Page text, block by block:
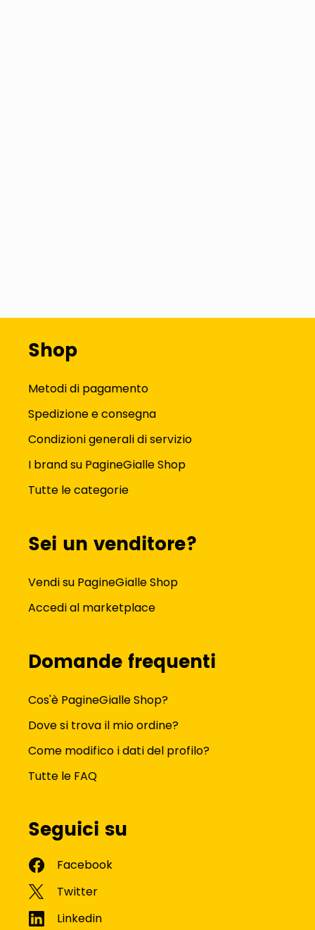
Shop
Metodi di pagamento
Spedizione e consegna
Condizioni generali di servizio
I brand su PagineGialle Shop
Tutte le categorie
Sei un venditore?
Vendi su PagineGialle Shop
Accedi al marketplace
Domande frequenti
Cos'è PagineGialle Shop?
Dove si trova il mio ordine?
Come modifico i dati del profilo?
Tutte le FAQ
Seguici su